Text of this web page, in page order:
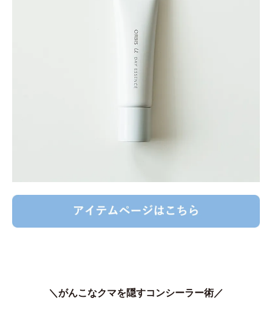
＼がんこなクマを隠すコンシーラー術／